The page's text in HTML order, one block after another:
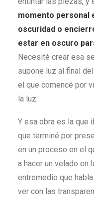
momento personal
oscuridad o
estar en oscuro
Necesité crear esa
supone luz al final
el que comencé por
la luz.
Y esa obra es la que
que terminé por
en un proceso en el
a hacer un velado en
entremedio que
ver con las